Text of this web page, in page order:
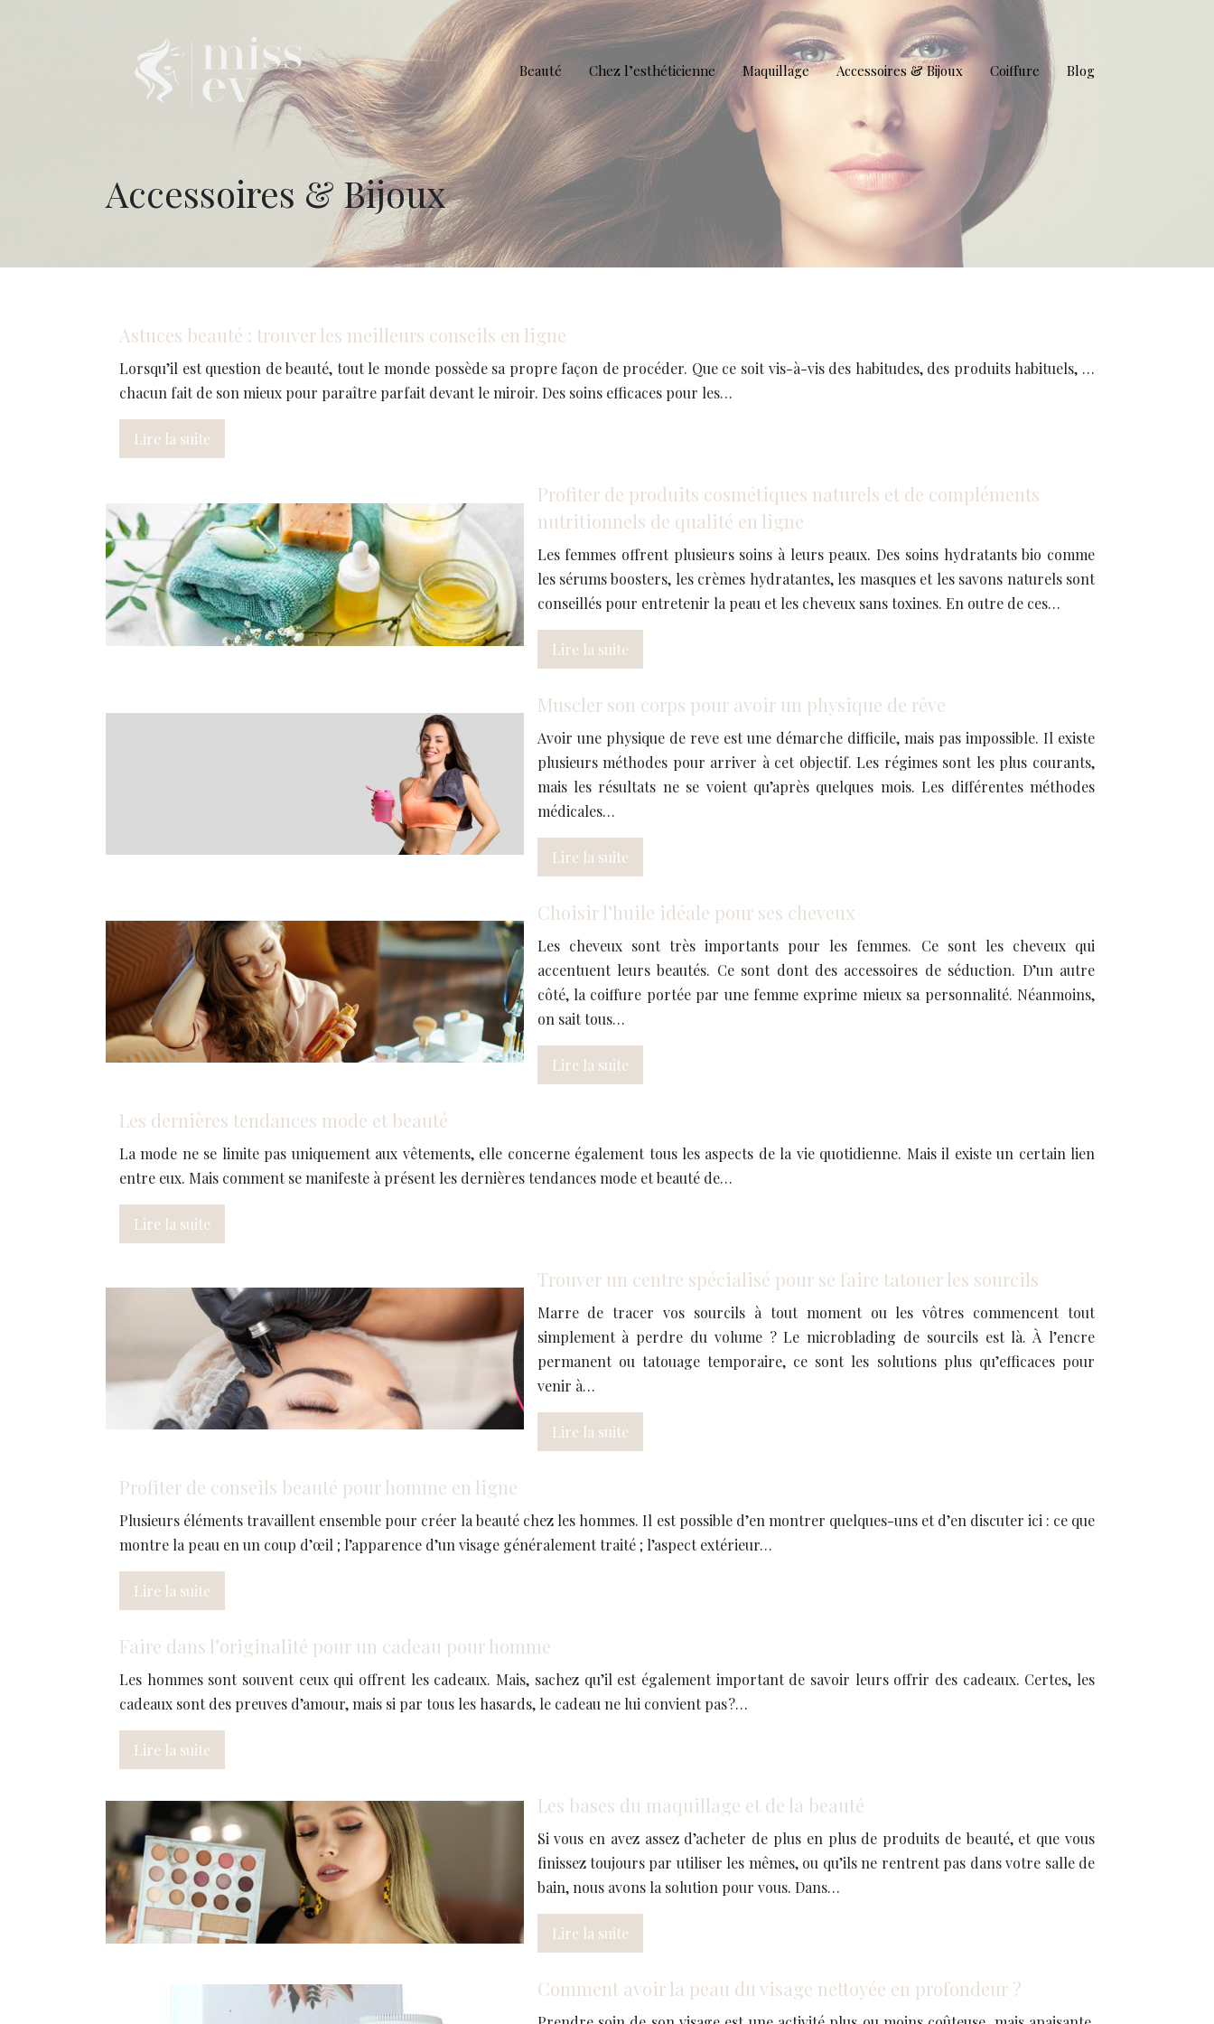
Beauté Chez l’esthéticienne Maquillage Accessoires & Bijoux Coiffure Blog
Accessoires & Bijoux
Astuces beauté : trouver les meilleurs conseils en ligne
Lorsqu’il est question de beauté, tout le monde possède sa propre façon de procéder. Que ce soit vis-à-vis des habitudes, des produits habituels, …
chacun fait de son mieux pour paraître parfait devant le miroir. Des soins efficaces pour les…
Lire la suite
Profiter de produits cosmétiques naturels et de compléments
nutritionnels de qualité en ligne
Les femmes offrent plusieurs soins à leurs peaux. Des soins hydratants bio comme
les sérums boosters, les crèmes hydratantes, les masques et les savons naturels sont
conseillés pour entretenir la peau et les cheveux sans toxines. En outre de ces…
Lire la suite
Muscler son corps pour avoir un physique de rêve
Avoir une physique de reve est une démarche difficile, mais pas impossible. Il existe
plusieurs méthodes pour arriver à cet objectif. Les régimes sont les plus courants,
mais les résultats ne se voient qu’après quelques mois. Les différentes méthodes
médicales…
Lire la suite
Choisir l’huile idéale pour ses cheveux
Les cheveux sont très importants pour les femmes. Ce sont les cheveux qui
accentuent leurs beautés. Ce sont dont des accessoires de séduction. D’un autre
côté, la coiffure portée par une femme exprime mieux sa personnalité. Néanmoins,
on sait tous…
Lire la suite
Les dernières tendances mode et beauté
La mode ne se limite pas uniquement aux vêtements, elle concerne également tous les aspects de la vie quotidienne. Mais il existe un certain lien
entre eux. Mais comment se manifeste à présent les dernières tendances mode et beauté de…
Lire la suite
Trouver un centre spécialisé pour se faire tatouer les sourcils
Marre de tracer vos sourcils à tout moment ou les vôtres commencent tout
simplement à perdre du volume ? Le microblading de sourcils est là. À l’encre
permanent ou tatouage temporaire, ce sont les solutions plus qu’efficaces pour
venir à…
Lire la suite
Profiter de conseils beauté pour homme en ligne
Plusieurs éléments travaillent ensemble pour créer la beauté chez les hommes. Il est possible d’en montrer quelques-uns et d’en discuter ici : ce que
montre la peau en un coup d’œil ; l’apparence d’un visage généralement traité ; l’aspect extérieur…
Lire la suite
Faire dans l’originalité pour un cadeau pour homme
Les hommes sont souvent ceux qui offrent les cadeaux. Mais, sachez qu’il est également important de savoir leurs offrir des cadeaux. Certes, les
cadeaux sont des preuves d’amour, mais si par tous les hasards, le cadeau ne lui convient pas ?…
Lire la suite
Les bases du maquillage et de la beauté
Si vous en avez assez d’acheter de plus en plus de produits de beauté, et que vous
finissez toujours par utiliser les mêmes, ou qu’ils ne rentrent pas dans votre salle de
bain, nous avons la solution pour vous. Dans…
Lire la suite
Comment avoir la peau du visage nettoyée en profondeur ?